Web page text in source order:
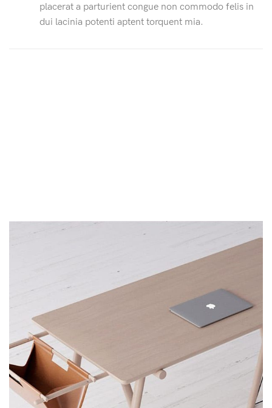
placerat a parturient congue non commodo felis in
dui lacinia potenti aptent torquent mia.